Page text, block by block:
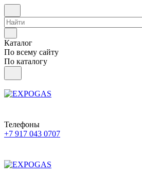
Каталог
По всему сайту
По каталогу
Телефоны
+7 917 043 0707